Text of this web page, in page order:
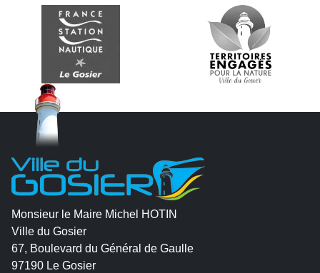
Monsieur le Maire Michel HOTIN
Ville du Gosier
67, Boulevard du Général de Gaulle
97190 Le Gosier